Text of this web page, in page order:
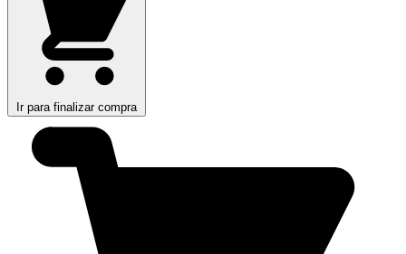
Ir para finalizar compra